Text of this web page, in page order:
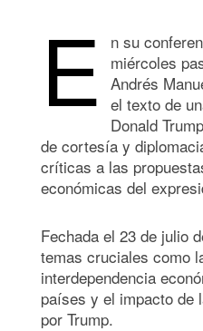
E
n su
miércoles
Andrés
el texto de
Donald
de cortesía y
críticas a las
económicas del
Fechada el 23 de julio
temas cruciales como
interdependencia
países y el impacto de
por Trump.